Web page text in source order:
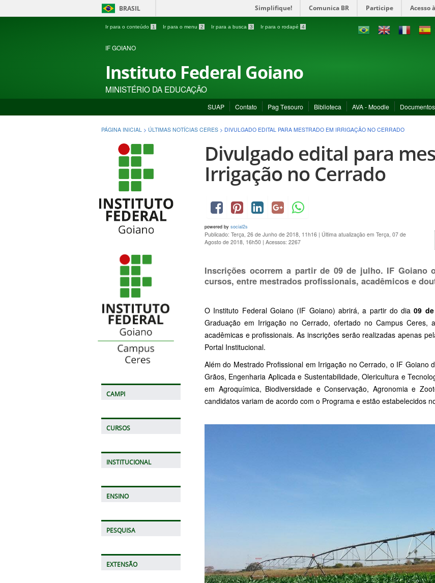
BRASIL Simplifique! Comunica BR Participe Acesso
Ir para o conteúdo 1 Ir para o menu 2 Ir para a busca 3 Ir para o rodapé 4
IF GOIANO
Instituto Federal Goiano
MINISTÉRIO DA EDUCAÇÃO
SUAP Contato Pag Tesouro Biblioteca AVA - Moodle Documentos
PÁGINA INICIAL > ÚLTIMAS NOTÍCIAS CERES > DIVULGADO EDITAL PARA MESTRADO EM IRRIGAÇÃO NO CERRADO
CAMPI
CURSOS
INSTITUCIONAL
ENSINO
PESQUISA
EXTENSÃO
Divulgado edital para
Irrigação no Cerrado
powered by social2s
Publicado: Terça, 26 de Junho de 2018, 11h16 | Última atualização em Terça, 07 de
Agosto de 2018, 16h50 | Acessos: 2267
Inscrições ocorrem a partir de 09 de julho. IF Goiano
cursos, entre mestrados profissionais, acadêmicos e
O Instituto Federal Goiano (IF Goiano) abrirá, a partir do dia09
Graduação em Irrigação no Cerrado, ofertado no Campus Ceres,
acadêmicas e profissionais. As inscrições serão realizadas apenas
Portal Institucional.
Além do Mestrado Profissional em Irrigação no Cerrado, o IF Goiano
Grãos, Engenharia Aplicada e Sustentabilidade, Olericultura e
em Agroquímica, Biodiversidade e Conservação, Agronomia e
candidatos variam de acordo com o Programa e estão estabelecidos